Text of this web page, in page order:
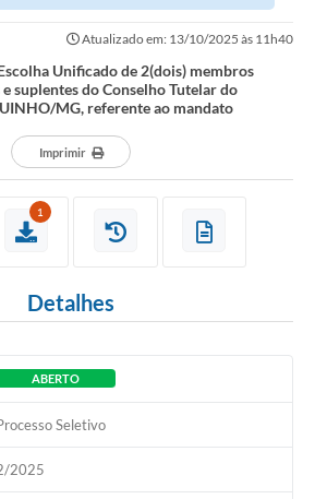
Atualizado em: 13/10/2025 às 11h40
Unificado de 2(dois) membros
suplentes do Conselho Tutelar do
MG, referente ao mandato
Imprimir
1
Detalhes
ABERTO
Seletivo
2025